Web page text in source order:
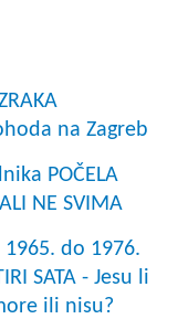
na Zagreb
POČELA
NE SVIMA
do 1976.
SATA - Jesu li
ili nisu?